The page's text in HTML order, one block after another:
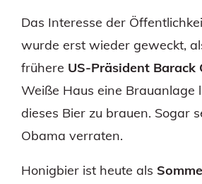
Das Interesse der
wurde erst wieder geweckt,
frühere US-Präsident Barack
Weiße Haus eine Brauanlage
dieses Bier zu brauen. Sogar
Obama verraten.
Honigbier ist heute als